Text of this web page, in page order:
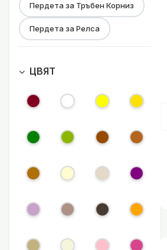
Пердета за Тръбен Корниз
Пердета за Релса
ЦВЯТ